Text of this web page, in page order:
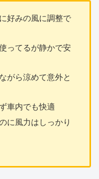
好みの風に調整で
ってるが静かで安
がら涼めて意外と
車内でも快適
に風力はしっかり